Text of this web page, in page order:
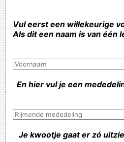
Vul eerst een willekeurige
Als dit een naam is van één
En hier vul je een
Je kwootje gaat er zó